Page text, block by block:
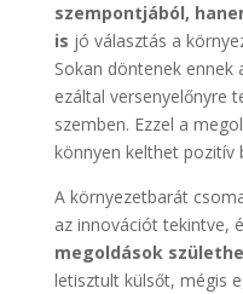
szempontjából,
is jó választás a
Sokan döntenek ennek
ezáltal versenyelőnyre
szemben. Ezzel a
könnyen kelthet pozitív
A környezetbarát
az innovációt tekintve,
megoldások
letisztult külsőt, mégis